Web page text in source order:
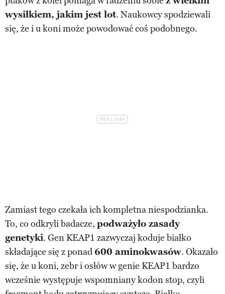
wysiłkiem, jakim jest lot. Naukowcy spodziewali
się, że i u koni może powodować coś podobnego.
Zamiast tego czekała ich kompletna niespodzianka.
To, co odkryli badacze, podważyło zasady
genetyki. Gen KEAP1 zazwyczaj koduje białko
składające się z ponad 600 aminokwasów. Okazało
się, że u koni, zebr i osłów w genie KEAP1 bardzo
wcześnie występuje wspomniany kodon stop, czyli